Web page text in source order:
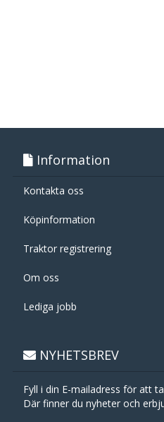
Information
Kontakta oss
Köpinformation
Traktor registrering
Om oss
Lediga jobb
NYHETSBREV
Fyll i din E-mailadress för att
Där finner du nyheter och